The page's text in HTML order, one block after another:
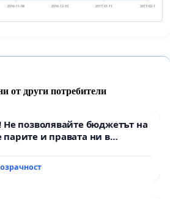
2016-11-08 2016-12-10 2017-01-11 2017-02-12
от други потребители
Не позволявайте бюджетът на
парите и правата ни в